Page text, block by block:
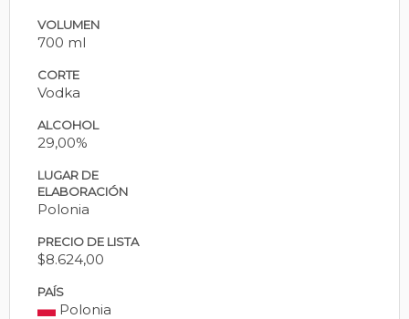
VOLUMEN
700 ml
CORTE
Vodka
ALCOHOL
29,00%
LUGAR DE
ELABORACIÓN
Polonia
PRECIO DE LISTA
$8.624,00
PAÍS
Polonia